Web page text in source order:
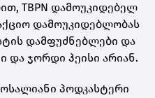
TBPN დამოუკიდებელ
დამოუკიდებლობას
დამფუძნებლები და
და ჯორდი ჰეისი არიან.
პოდკასტერი